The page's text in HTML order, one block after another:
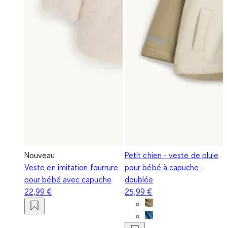
Nouveau
Veste en imitation fourrure
pour bébé avec capuche
22,99 €
Petit chien - veste de pluie
pour bébé à capuche -
doublée
25,99 €